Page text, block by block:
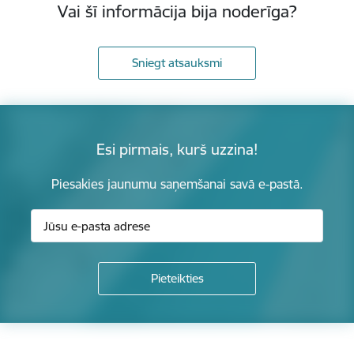
Vai šī informācija bija noderīga?
Sniegt atsauksmi
Esi pirmais, kurš uzzina!
Piesakies jaunumu saņemšanai savā e-pastā.